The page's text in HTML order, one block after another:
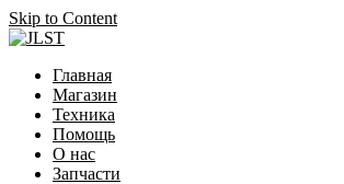
Skip to Content
Главная
Магазин
Техника
Помощь
О нас
Запчасти